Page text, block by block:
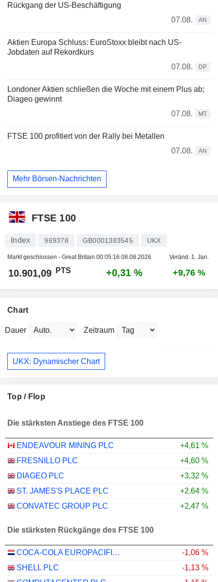
Rückgang der US-Beschäftigung
07.08.
AN
Aktien Europa Schluss: EuroStoxx bleibt nach US-
Jobdaten auf Rekordkurs
07.08.
DP
Londoner Aktien schließen die Woche mit einem Plus ab;
Diageo gewinnt
07.08.
MT
FTSE 100 profitiert von der Rally bei Metallen
07.08.
AN
Mehr Börsen-Nachrichten
FTSE 100
Index 969378 GB0001383545 UKX
Markt geschlossen - Great Britain 00:05:16 08.08.2026 Veränd. 1. Jan.
10.901,09 PTS +0,31 % +9,76 %
Chart
Dauer Zeitraum
UKX: Dynamischer Chart
Top / Flop
Die stärksten Anstiege des FTSE 100
ENDEAVOUR MINING PLC
+4,61 %
FRESNILLO PLC
+4,60 %
DIAGEO PLC
+3,32 %
ST. JAMES'S PLACE PLC
+2,64 %
CONVATEC GROUP PLC
+2,47 %
Die stärksten Rückgänge des FTSE 100
COCA-COLA EUROPACIFIC PARTNERS PLC
-1,06 %
SHELL PLC
-1,13 %